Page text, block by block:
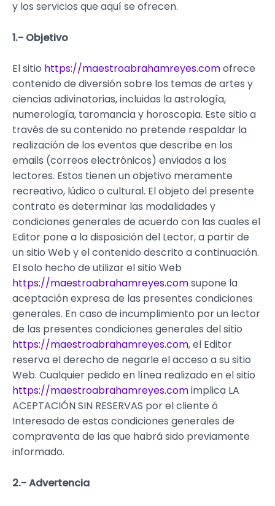
y los servicios que aquí se ofrecen.
1.- Objetivo
El sitio https://maestroabrahamreyes.comofrece
contenido de diversión sobre los temas de artes y
ciencias adivinatorias, incluidas la astrología,
numerología, taromancia y horoscopia. Este sitio a
través de su contenido no pretende respaldar la
realización de los eventos que describe en los
emails (correos electrónicos) enviados a los
lectores. Estos tienen un objetivo meramente
recreativo, lúdico o cultural. El objeto del presente
contrato es determinar las modalidades y
condiciones generales de acuerdo con las cuales el
Editor pone a la disposición del Lector, a partir de
un sitio Web y el contenido descrito a continuación.
El solo hecho de utilizar el sitio Web
https://maestroabrahamreyes.comsupone la
aceptación expresa de las presentes condiciones
generales. En caso de incumplimiento por un lector
de las presentes condiciones generales del sitio
https://maestroabrahamreyes.com, el Editor
reserva el derecho de negarle el acceso a su sitio
Web. Cualquier pedido en línea realizado en el sitio
https://maestroabrahamreyes.comimplica LA
ACEPTACIÓN SIN RESERVAS por el cliente ó
Interesado de estas condiciones generales de
compraventa de las que habrá sido previamente
informado.
2.- Advertencia